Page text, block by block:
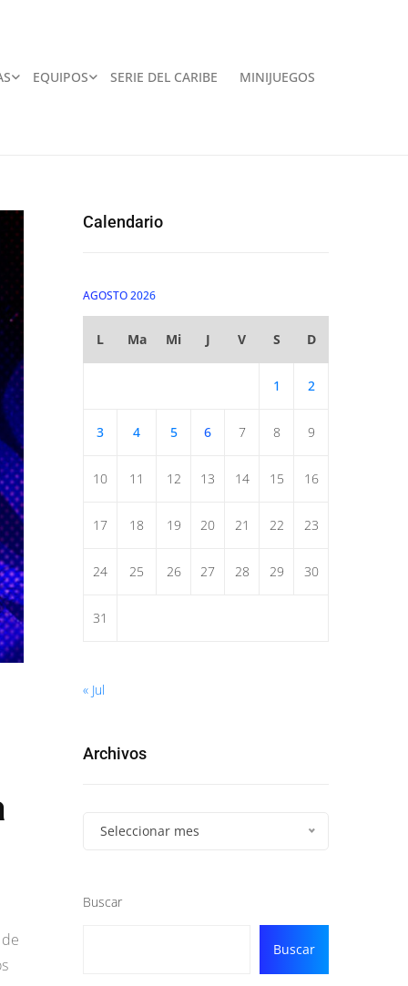
EQUIPOS SERIE DEL CARIBE MINIJUEGOS
Calendario
AGOSTO 2026
L Ma Mi J V S D
1 2
3 4 5 6 7 8 9
10 11 12 13 14 15 16
17 18 19 20 21 22 23
24 25 26 27 28 29 30
31
« Jul
Archivos
Seleccionar mes
Buscar
Buscar